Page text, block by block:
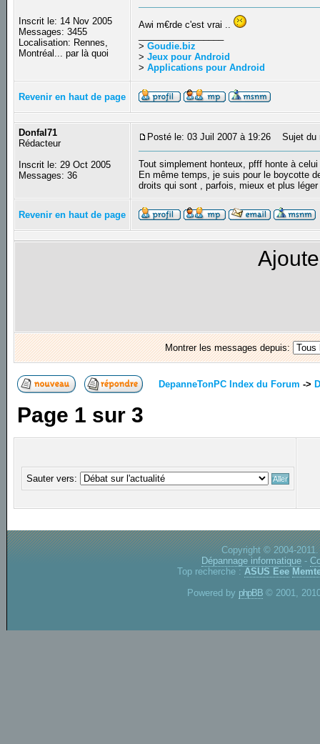
Inscrit le: 14 Nov 2005
Messages: 3455
Localisation: Rennes,
Montréal... par là quoi
Awi m€rde c'est vrai ..
>Goudie.biz
>Jeux pour Android
>Applications pour Android
Revenir en haut de page
Donfal71
Rédacteur
Inscrit le: 29 Oct 2005
Messages: 36
Posté le: 03 Juil 2007 à 19:26 Sujet du
Tout simplement honteux, pfff honte à
En même temps, je suis pour le boycotte
droits qui sont , parfois, mieux et plus
Revenir en haut de page
Montrer les messages depuis:
DepanneTonPC Index du Forum ->
Page 1 sur3
Sauter vers:
Copyright © 2004-
Dépannage informatique -
Top recherche : ASUS Eee
Powered by phpBB © 2001,